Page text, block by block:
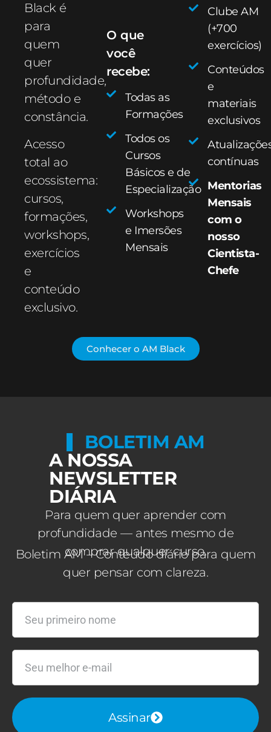
Black é
para
quem
quer
profundidade,
método e
constância.
Acesso
total ao
ecossistema:
cursos,
formações,
workshops,
exercícios
e
conteúdo
exclusivo.
O que
você
recebe:
Todas as
Formações
Todos os
Cursos
Básicos e de
Especialização
Workshops
e Imersões
Mensais
Clube AM
(+700
exercícios)
Conteúdos
e
materiais
exclusivos
contínuas
Mentorias
Mensais
com o
nosso
Cientista-
Chefe
Conhecer o AM Black
BOLETIM AM
A NOSSA
NEWSLETTER
DIÁRIA
Para quem quer aprender com
profundidade — antes mesmo de
comprar qualquer curso.
Boletim AM – Conteúdo diário para quem
quer pensar com clareza.
Assinar